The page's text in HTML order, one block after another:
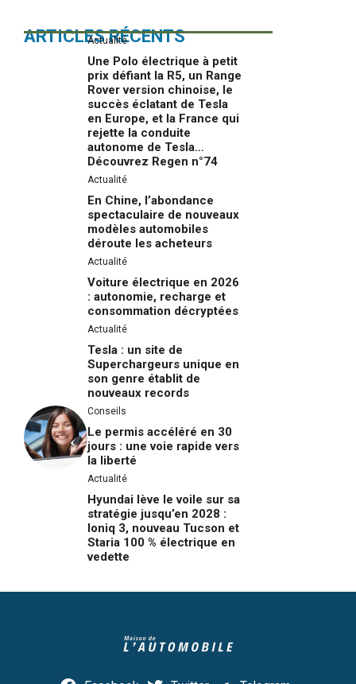
ARTICLES RÉCENTS
Actualité
Une Polo électrique à petit
prix défiant la R5, un Range
Rover version chinoise, le
succès éclatant de Tesla
en Europe, et la France qui
rejette la conduite
autonome de Tesla…
Découvrez Regen n°74
Actualité
En Chine, l’abondance
spectaculaire de nouveaux
modèles automobiles
déroute les acheteurs
Actualité
Voiture électrique en 2026
: autonomie, recharge et
consommation décryptées
Actualité
Tesla : un site de
Superchargeurs unique en
son genre établit de
nouveaux records
Conseils
Le permis accéléré en 30
jours : une voie rapide vers
la liberté
Actualité
Hyundai lève le voile sur sa
stratégie jusqu’en 2028 :
Ioniq 3, nouveau Tucson et
Staria 100 % électrique en
vedette